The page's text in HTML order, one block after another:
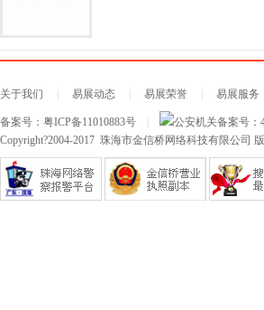
关于我们 易展动态 易展荣誉 易展服务
备案号： 粤ICP备11010883号 公安机关备案号：
Copyright?2004-2017 珠海市金信桥网络科技有限公司